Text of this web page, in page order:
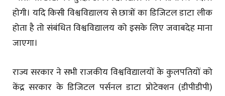
होगी। यदि किसी विश्वविद्यालय से छात्रों का डिजिटल डाटा लीक
होता है तो संबंधित विश्वविद्यालय को इसके लिए जवाबदेह माना
जाएगा।
राज्य सरकार ने सभी राजकीय विश्वविद्यालयों के कुलपतियों को
केंद्र सरकार के डिजिटल पर्सनल डाटा प्रोटेक्शन (डीपीडीपी)